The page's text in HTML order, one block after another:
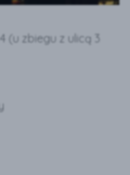
(u zbiegu z ulicą 3